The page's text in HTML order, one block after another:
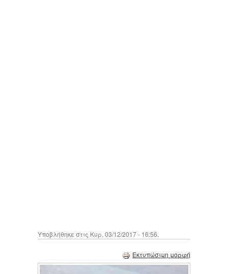
Υποβλήθηκε στις Κυρ, 03/12/2017 - 16:56.
Εκτυπώσιμη μορφή